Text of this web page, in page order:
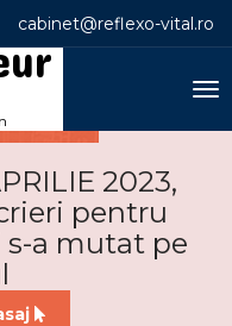
cabinet@reflexo-vital.ro
2023,
pentru
s-a mutat pe